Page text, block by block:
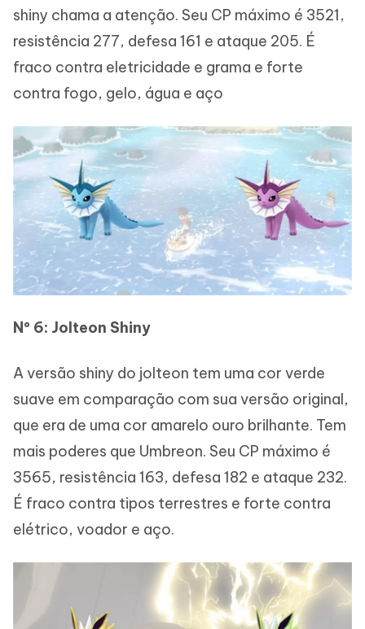
shiny chama a atenção. Seu CP máximo é 3521,
resistência 277, defesa 161 e ataque 205. É
fraco contra eletricidade e grama e forte
contra fogo, gelo, água e aço
Nº 6: Jolteon Shiny
A versão shiny do jolteon tem uma cor verde
suave em comparação com sua versão original,
que era de uma cor amarelo ouro brilhante. Tem
mais poderes que Umbreon. Seu CP máximo é
3565, resistência 163, defesa 182 e ataque 232.
É fraco contra tipos terrestres e forte contra
elétrico, voador e aço.